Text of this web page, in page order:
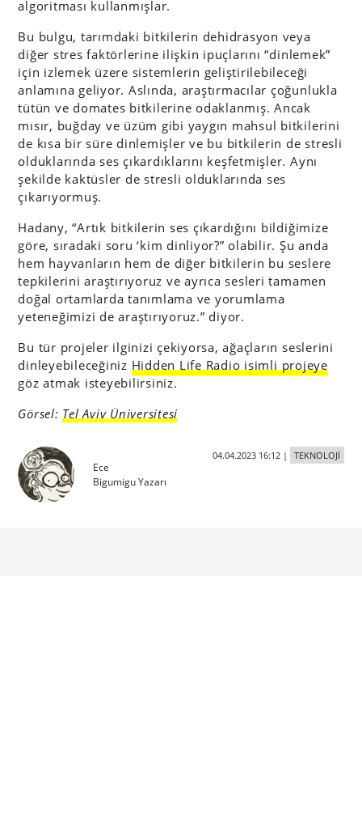
algoritması kullanmışlar.
Bu bulgu, tarımdaki bitkilerin dehidrasyon veya
diğer stres faktörlerine ilişkin ipuçlarını “dinlemek”
için izlemek üzere sistemlerin geliştirilebileceği
anlamına geliyor. Aslında, araştırmacılar çoğunlukla
tütün ve domates bitkilerine odaklanmış. Ancak
mısır, buğday ve üzüm gibi yaygın mahsul bitkilerini
de kısa bir süre dinlemişler ve bu bitkilerin de stresli
olduklarında ses çıkardıklarını keşfetmişler. Aynı
şekilde kaktüsler de stresli olduklarında ses
çıkarıyormuş.
Hadany, “Artık bitkilerin ses çıkardığını bildiğimize
göre, sıradaki soru ‘kim dinliyor?” olabilir. Şu anda
hem hayvanların hem de diğer bitkilerin bu seslere
tepkilerini araştırıyoruz ve ayrıca sesleri tamamen
doğal ortamlarda tanımlama ve yorumlama
yeteneğimizi de araştırıyoruz.” diyor.
Bu tür projeler ilginizi çekiyorsa, ağaçların seslerini
dinleyebileceğiniz Hidden Life Radio isimli projeye
göz atmak isteyebilirsiniz.
Görsel: Tel Aviv Üniversitesi
Ece
Bigumigu Yazarı
04.04.2023 16:12| TEKNOLOJİ